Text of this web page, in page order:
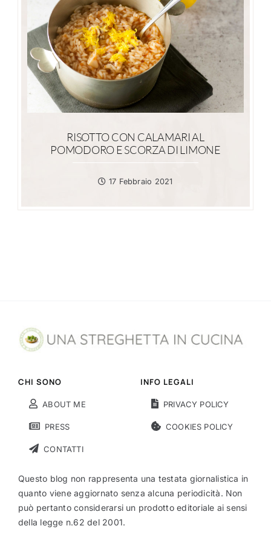
RISOTTO CON CALAMARI AL
POMODORO E SCORZA DI LIMONE
17 Febbraio 2021
CHI SONO
ABOUT ME
PRESS
CONTATTI
INFO LEGALI
PRIVACY POLICY
COOKIES POLICY
Questo blog non rappresenta una testata giornalistica in
quanto viene aggiornato senza alcuna periodicità. Non
può pertanto considerarsi un prodotto editoriale ai sensi
della legge n.62 del 2001.